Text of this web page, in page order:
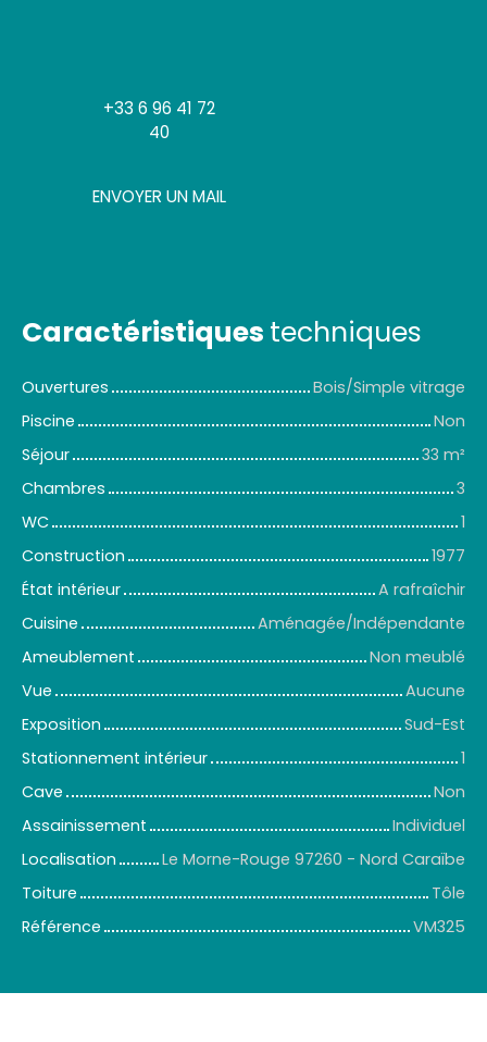
+33 6 96 41 72
40
ENVOYER UN MAIL
Caractéristiques techniques
Ouvertures
Bois/Simple vitrage
Piscine
Non
Séjour
33 m²
Chambres
3
WC
1
Construction
1977
État intérieur
A rafraîchir
Cuisine
Aménagée/Indépendante
Ameublement
Non meublé
Vue
Aucune
Exposition
Sud-Est
Stationnement intérieur
1
Cave
Non
Assainissement
Individuel
Localisation
Le Morne-Rouge 97260 - Nord Caraïbe
Toiture
Tôle
Référence
VM325